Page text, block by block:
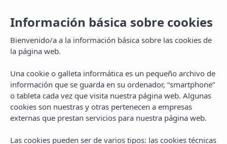
Información básica sobre cookies
Bienvenido/a a la información básica sobre las cookies de
la página web.
Una cookie o galleta informática es un pequeño archivo de
información que se guarda en su ordenador, “smartphone”
o tableta cada vez que visita nuestra página web. Algunas
cookies son nuestras y otras pertenecen a empresas
externas que prestan servicios para nuestra página web.
Las cookies pueden ser de varios tipos: las cookies técnicas